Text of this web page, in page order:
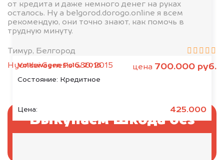
Volkswagen Polo, 2016
Состояние: Кредитное
Цена: 425.000
от кредита и даже немного денег на руках
осталось. Ну а belgorod.dorogo.online я всем
рекомендую, они точно знают, как помочь в
трудную минуту.
Тимур, Белгород
Hyundai Genesis G80, 2015
цена 700.000 руб.
Выкупаем Шкода без